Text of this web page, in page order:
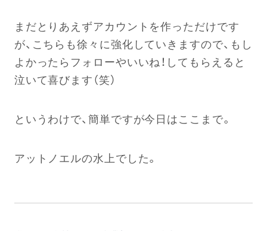
まだとりあえずアカウントを作っただけです
が、こちらも徐々に強化していきますので、もし
よかったらフォローやいいね！してもらえると
泣いて喜びます（笑）
というわけで、簡単ですが今日はここまで。
アットノエルの水上でした。